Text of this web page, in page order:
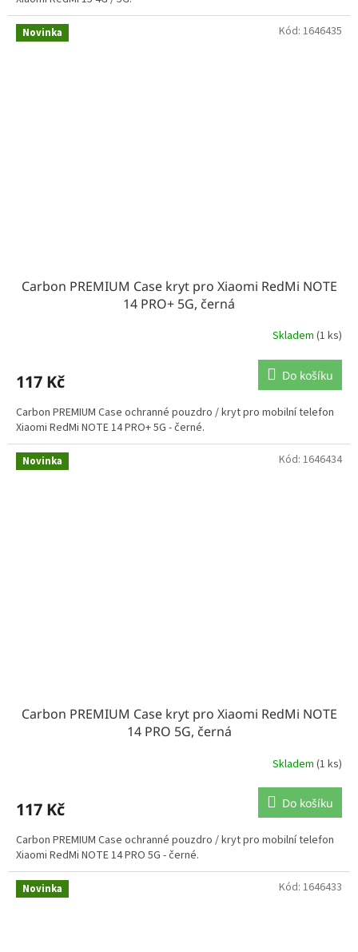
Novinka
Carbon PREMIUM Case kryt pro Xiaomi RedMi NOTE
14 PRO+ 5G, černá
Skladem (1 ks)
117 Kč Do košíku
Carbon PREMIUM Case ochranné pouzdro / kryt pro mobilní telefon
Xiaomi RedMi NOTE 14 PRO+ 5G - černé.
Kód: 1646435
Novinka
Carbon PREMIUM Case kryt pro Xiaomi RedMi NOTE
14 PRO 5G, černá
Skladem (1 ks)
117 Kč Do košíku
Carbon PREMIUM Case ochranné pouzdro / kryt pro mobilní telefon
Xiaomi RedMi NOTE 14 PRO 5G - černé.
Kód: 1646434
Novinka Kód: 1646433